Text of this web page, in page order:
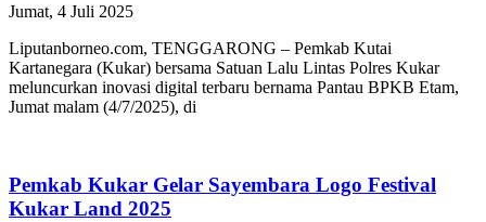
Jumat, 4 Juli 2025
Liputanborneo.com, TENGGARONG – Pemkab Kutai
Kartanegara (Kukar) bersama Satuan Lalu Lintas Polres Kukar
meluncurkan inovasi digital terbaru bernama Pantau BPKB Etam,
Jumat malam (4/7/2025), di
Pemkab Kukar Gelar Sayembara Logo Festival
Kukar Land 2025